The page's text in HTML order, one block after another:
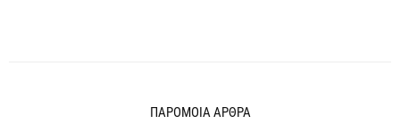
ΠΑΡΟΜΟΙΑ ΑΡΘΡΑ